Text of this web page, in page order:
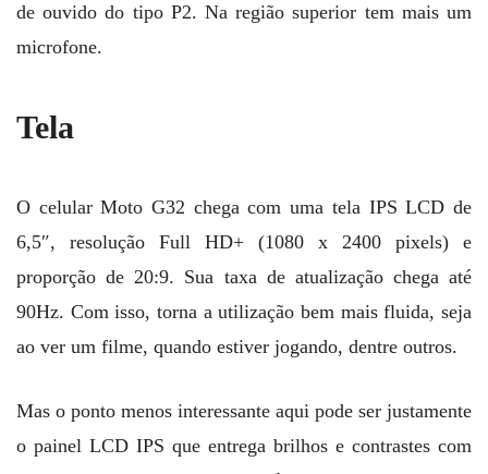
de ouvido do tipo P2. Na região superior tem mais um
microfone.
Tela
O celular Moto G32 chega com uma tela IPS LCD de
6,5″, resolução Full HD+ (1080 x 2400 pixels) e
proporção de 20:9. Sua taxa de atualização chega até
90Hz. Com isso, torna a utilização bem mais fluida, seja
ao ver um filme, quando estiver jogando, dentre outros.
Mas o ponto menos interessante aqui pode ser justamente
o painel LCD IPS que entrega brilhos e contrastes com